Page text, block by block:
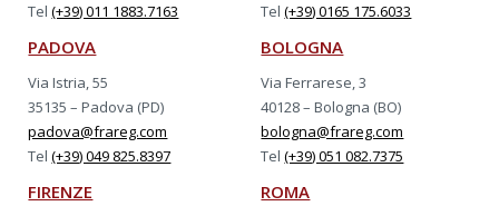
Tel(+39) 011 1883.7163
Tel(+39) 0165 175.6033
PADOVA
Via Istria, 55
35135 – Padova (PD)
padova@frareg.com
Tel(+39) 049 825.8397
BOLOGNA
Via Ferrarese, 3
40128 – Bologna (BO)
bologna@frareg.com
Tel(+39) 051 082.7375
FIRENZE ROMA